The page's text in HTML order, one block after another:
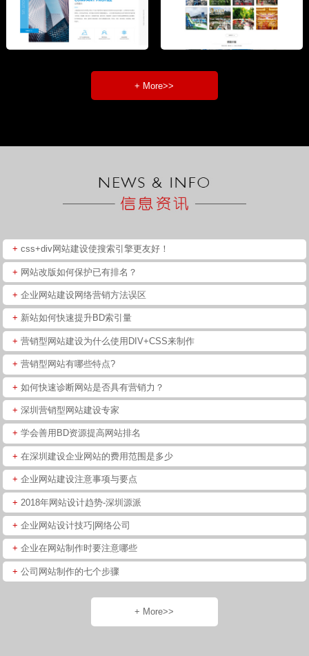
+ More>>
+ css+div网站建设使搜索引擎更友好！
+ 网站改版如何保护已有排名？
+ 企业网站建设网络营销方法误区
+ 新站如何快速提升BD索引量
+ 营销型网站建设为什么使用DIV+CSS来制作
+ 营销型网站有哪些特点?
+ 如何快速诊断网站是否具有营销力？
+ 深圳营销型网站建设专家
+ 学会善用BD资源提高网站排名
+ 在深圳建设企业网站的费用范围是多少
+ 企业网站建设注意事项与要点
+ 2018年网站设计趋势-深圳源派
+ 企业网站设计技巧|网络公司
+ 企业在网站制作时要注意哪些
+ 公司网站制作的七个步骤
+ More>>